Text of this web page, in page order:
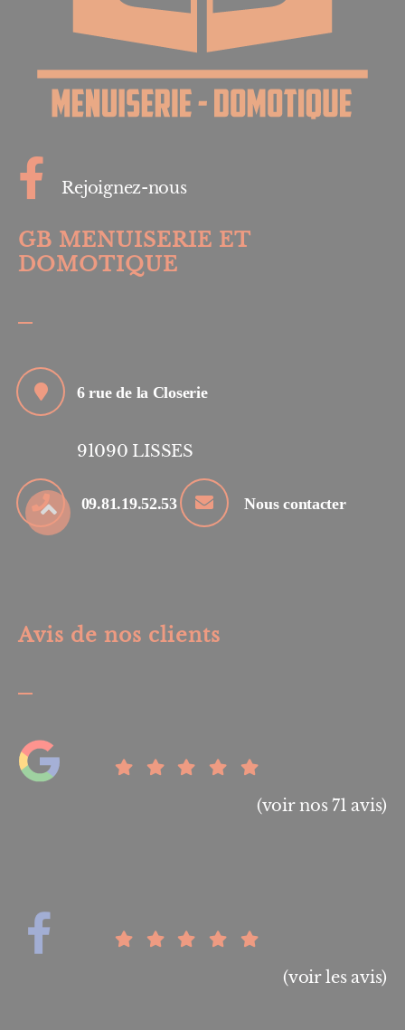
Rejoignez-nous
GB MENUISERIE ET
DOMOTIQUE
6 rue de la Closerie
91090 LISSES
09.81.19.52.53 Nous contacter
Avis de nos clients
(voir nos 71 avis)
(voir les avis)